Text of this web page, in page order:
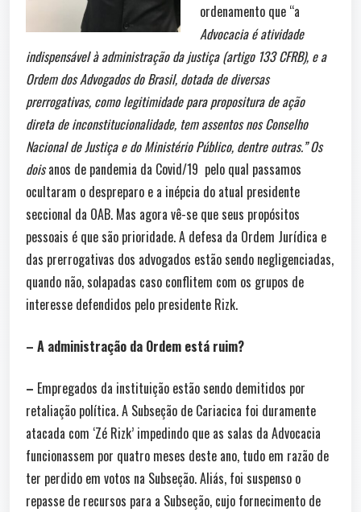
ordenamento que “a
Advocacia éatividade
indispensável à administração da justiça (artigo 133 CFRB), e a
Ordem dos Advogados do Brasil, dotada de diversas
prerrogativas, como legitimidade para propositura de ação
direta de inconstitucionalidade, tem assentos nos Conselho
Nacional de Justiça e do Ministério Público, dentre outras.” Os
doisanos de pandemia da Covid/19 pelo qual passamos
ocultaram o despreparo e a inépcia do atual presidente
seccional da OAB. Mas agora vê-se que seus propósitos
pessoais é que são prioridade. A defesa da Ordem Jurídica e
das prerrogativas dos advogados estão sendo negligenciadas,
quando não, solapadas caso conflitem com os grupos de
interesse defendidos pelo presidente Rizk.
– A administração da Ordem está ruim?
– Empregados da instituição estão sendo demitidos por
retaliação política. A Subseção de Cariacica foi duramente
atacada com ‘Zé Rizk’ impedindo que as salas da Advocacia
funcionassem por quatro meses deste ano, tudo em razão de
ter perdido em votos na Subseção. Aliás, foi suspenso o
repasse de recursos para a Subseção, cujo fornecimento de